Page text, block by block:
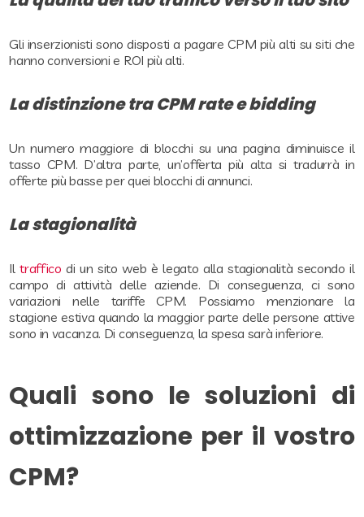
Gli inserzionisti sono disposti a pagare CPM più alti su siti che
hanno conversioni e ROI più alti.
La distinzione tra CPM rate e bidding
Un numero maggiore di blocchi su una pagina diminuisce il
tasso CPM. D’altra parte, un’offerta più alta si tradurrà in
offerte più basse per quei blocchi di annunci.
La stagionalità
Iltraffico di un sito web è legato alla stagionalità secondo il
campo di attività delle aziende. Di conseguenza, ci sono
variazioni nelle tariffe CPM. Possiamo menzionare la
stagione estiva quando la maggior parte delle persone attive
sono in vacanza. Di conseguenza, la spesa sarà inferiore.
Quali sono le soluzioni di
ottimizzazione per il vostro
CPM?